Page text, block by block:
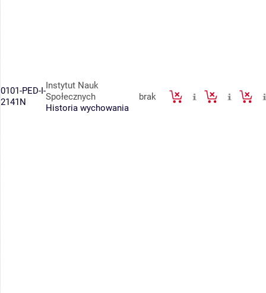
0101-PED-I-
2141N
Instytut Nauk
Społecznych
Historia wychowania
brak